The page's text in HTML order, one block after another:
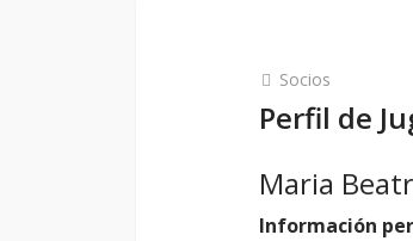
Socios
Perfil de
Maria
Información